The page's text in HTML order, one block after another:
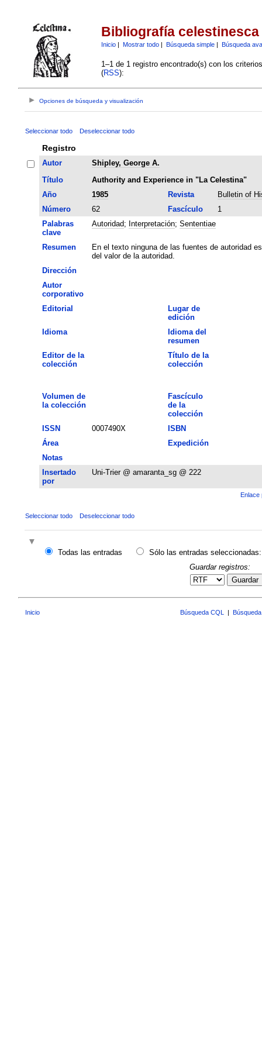
Bibliografía celestinesca
Inicio| Mostrar todo| Búsqueda simple| Búsqueda
1–1 de 1 registro encontrado(s) con los
(RSS):
Opciones de búsqueda y visualización
Seleccionar todo Deseleccionar todo
Registro
Autor
Shipley, George A.
Título
Authority and Experience in "La Celestina"
Año
1985 Revista
Bulletin of
Número
62 Fascículo
1
Palabras
clave
Autoridad; Interpretación; Sententiae
Resumen
En el texto ninguna de las fuentes de autoridad
del valor de la autoridad.
Dirección
Autor
corporativo
Editorial
Lugar de
edición
Idioma
Idioma del
resumen
Editor de la
colección
Título de la
colección
Volumen de
la colección
Fascículo
de la
colección
ISSN
0007490X
ISBN
Área
Expedición
Notas
Insertado
por
Uni-Trier @ amaranta_sg @ 222
Enlace
Seleccionar todo Deseleccionar todo
Todas las entradas
Sólo las entradas seleccionadas:
Guardar registros:
Guardar
Inicio Búsqueda CQL